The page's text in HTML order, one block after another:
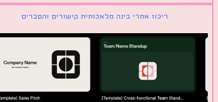
ריכוז אתרי בינה מלאכותית קישורים והסברים